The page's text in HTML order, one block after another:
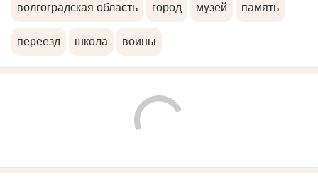
волгоградская область город музей память
переезд школа воины